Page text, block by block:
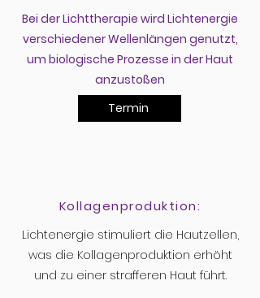
Bei der Lichttherapie wird Lichtenergie
verschiedener Wellenlängen genutzt,
um biologische Prozesse in der Haut
anzustoßen
Termin
Kollagenproduktion:
Lichtenergie stimuliert die Hautzellen,
was die Kollagenproduktion erhöht
und zu einer strafferen Haut führt.